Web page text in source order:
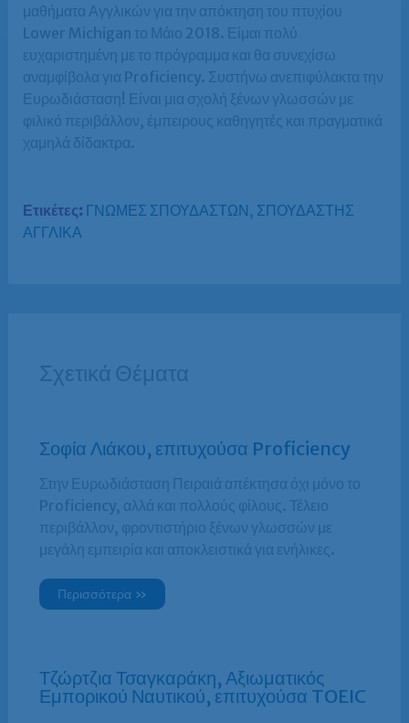
μαθήματα Αγγλικών για την απόκτηση του πτυχίου
Lower Michigan το Μάιο 2018. Είμαι πολύ
ευχαριστημένη με το πρόγραμμα και θα συνεχίσω
αναμφίβολα για Proficiency. Συστήνω ανεπιφύλακτα την
Ευρωδιάσταση! Είναι μια σχολή ξένων γλωσσών με
φιλικό περιβάλλον, έμπειρους καθηγητές και πραγματικά
χαμηλά δίδακτρα.
Ετικέτες: ΓΝΩΜΕΣ ΣΠΟΥΔΑΣΤΩΝ , ΣΠΟΥΔΑΣΤΗΣ
ΑΓΓΛΙΚΑ
Σχετικά Θέματα
Σοφία Λιάκου, επιτυχούσα Proficiency
Στην Ευρωδιάσταση Πειραιά απέκτησα όχι μόνο το
Proficiency, αλλά και πολλούς φίλους. Τέλειο
περιβάλλον, φροντιστήριο ξένων γλωσσών με
μεγάλη εμπειρία και αποκλειστικά για ενήλικες.
Περισσότερα »
Τζώρτζια Τσαγκαράκη, Αξιωματικός
Εμπορικού Ναυτικού, επιτυχούσα TOEIC